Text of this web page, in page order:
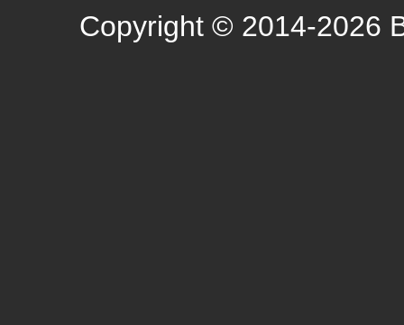
Copyright © 2014-2026